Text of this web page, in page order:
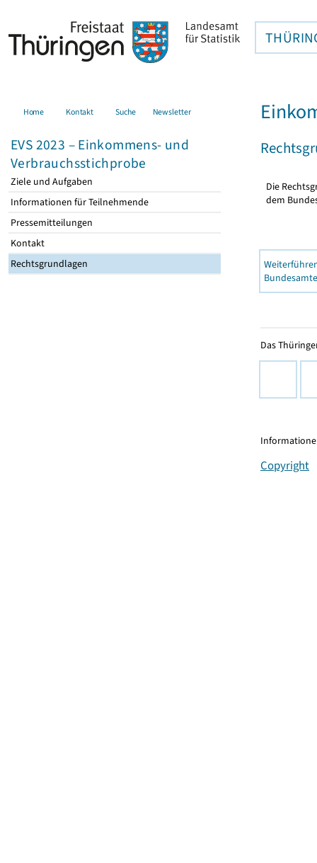
Home Kontakt Suche Newsletter
EVS 2023 – Einkommens- und
Verbrauchsstichprobe
Ziele und Aufgaben
Informationen für Teilnehmende
Pressemitteilungen
Kontakt
Rechtsgrundlagen
Die
dem
Das
Copyright